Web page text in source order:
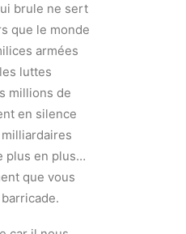
brule ne sert
que le monde
armées
luttes
millions de
en silence
plus en plus…
que vous
barricade.